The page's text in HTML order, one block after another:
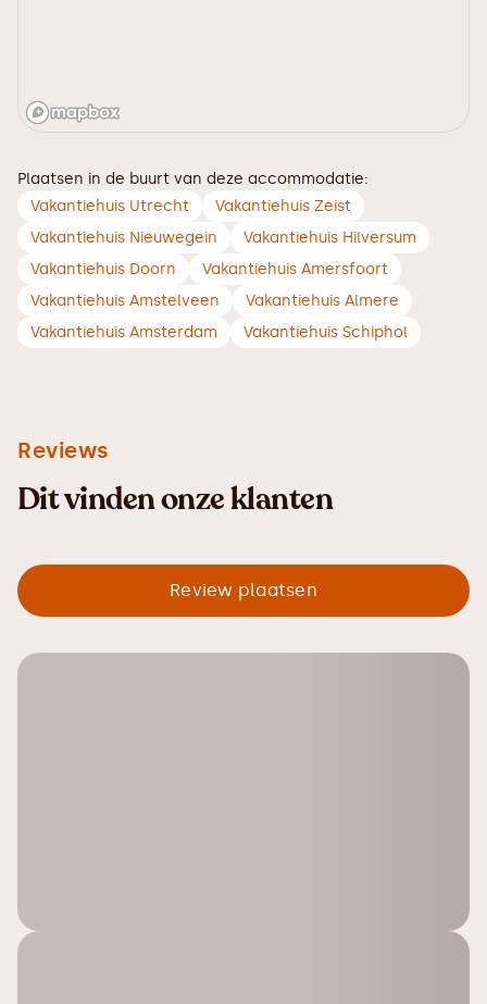
Plaatsen in de buurt van deze accommodatie:
Vakantiehuis Utrecht
Vakantiehuis Zeist
Vakantiehuis Nieuwegein
Vakantiehuis Hilversum
Vakantiehuis Doorn
Vakantiehuis Amersfoort
Vakantiehuis Amstelveen
Vakantiehuis Almere
Vakantiehuis Amsterdam
Vakantiehuis Schiphol
Reviews
Dit vinden onze klanten
Review plaatsen